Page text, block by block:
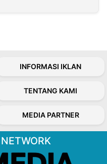
INFORMASI IKLAN
TENTANG KAMI
MEDIA PARTNER